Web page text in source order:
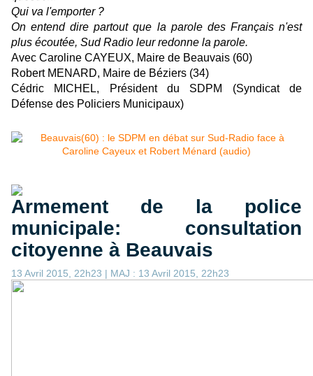
Qui va l'emporter ?
On entend dire partout que la parole des Français n'est
plus écoutée, Sud Radio leur redonne la parole.
Avec Caroline CAYEUX, Maire de Beauvais (60)
Robert MENARD, Maire de Béziers (34)
Cédric MICHEL, Président du SDPM (Syndicat de
Défense des Policiers Municipaux)
Armement de la police
municipale: consultation
citoyenne à Beauvais
13 Avril 2015, 22h23 | MAJ : 13 Avril 2015, 22h23